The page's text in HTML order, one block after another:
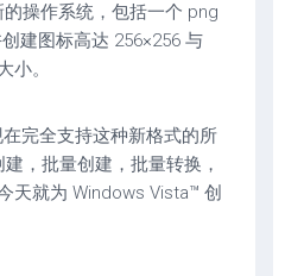
操作系统，包括一个 png
建图标高达 256×256 与
小。
完全支持这种新格式的所
，批量创建，批量转换，
天就为 Windows Vista™ 创